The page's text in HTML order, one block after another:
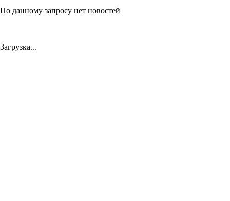
По данному запросу нет новостей
Загрузка...